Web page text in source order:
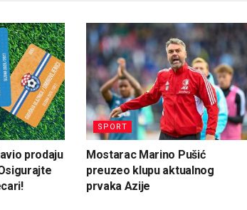
prodaju
SPORT
Mostarac Marino Pušić
preuzeo klupu aktualnog
prvaka Azije